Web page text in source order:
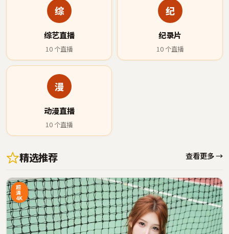
综
综艺直播
10 个直播
纪
纪录片
10 个直播
漫
动漫直播
10 个直播
精选推荐 查看更多 →
超
清
4K